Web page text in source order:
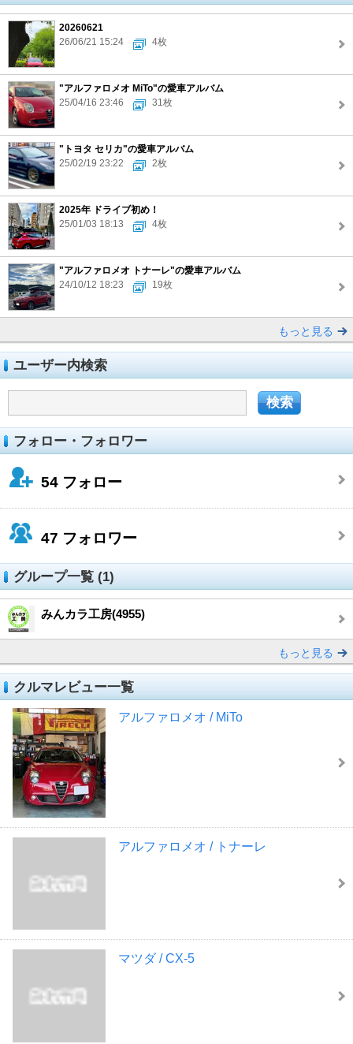
20260621
26/06/21 15:24
4枚
"アルファロメオ MiTo"の愛車アルバム
25/04/16 23:46
31枚
"トヨタ セリカ"の愛車アルバム
25/02/19 23:22
2枚
2025年 ドライブ初め！
25/01/03 18:13
4枚
"アルファロメオ トナーレ"の愛車アルバム
24/10/12 18:23
19枚
もっと見る
ユーザー内検索
フォロー・フォロワー
54 フォロー
47 フォロワー
グループ一覧 (1)
みんカラ工房(4955)
もっと見る
クルマレビュー一覧
アルファロメオ / MiTo
アルファロメオ / トナーレ
マツダ / CX-5